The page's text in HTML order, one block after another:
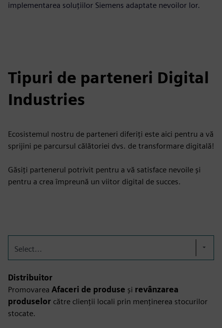
implementarea soluțiilor Siemens adaptate nevoilor lor.
Tipuri de parteneri Digital
Industries
Ecosistemul nostru de parteneri diferiți este aici pentru a vă
sprijini pe parcursul călătoriei dvs. de transformare digitală!
Găsiți partenerul potrivit pentru a vă satisface nevoile și
pentru a crea împreună un viitor digital de succes.
Select...
Distribuitor
Promovarea Afaceri de produse și revânzarea
produselor către clienții locali prin menținerea stocurilor
stocate.